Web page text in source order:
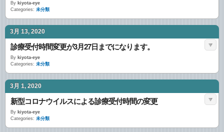
By kiyota-eye
Categories: 未分類
3月 13, 2020
診療受付時間変更が3月27日までになります。
By kiyota-eye
Categories: 未分類
3月 1, 2020
新型コロナウイルスによる診療受付時間の変更
By kiyota-eye
Categories: 未分類